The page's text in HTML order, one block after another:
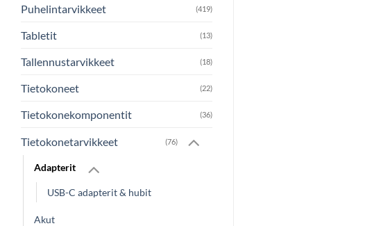
Puhelintarvikkeet (419)
Tabletit (13)
Tallennustarvikkeet (18)
Tietokoneet (22)
Tietokonekomponentit (36)
Tietokonetarvikkeet (76)
Adapterit
USB-C adapterit & hubit
Akut